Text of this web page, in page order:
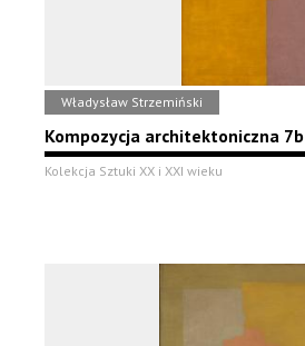
Władysław Strzemiński
Kompozycja architektoniczna 7b
Kolekcja Sztuki XX i XXI wieku